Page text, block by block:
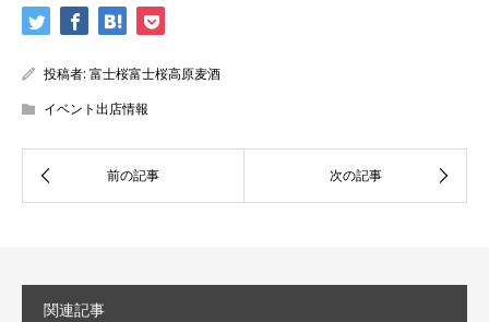
投稿者: 富士桜富士桜高原麦酒
イベント出店情報
関連記事